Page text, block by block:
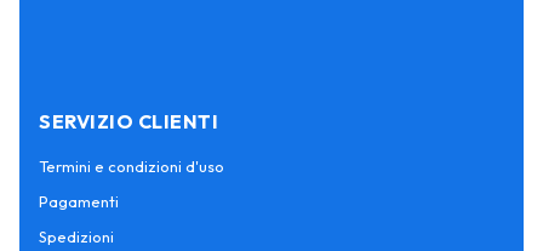
SERVIZIO CLIENTI
Termini e condizioni d'uso
Pagamenti
Spedizioni